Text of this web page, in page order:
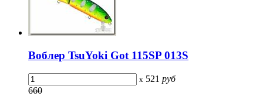
Воблер TsuYoki Got 115SP 013S
x 521 руб
660